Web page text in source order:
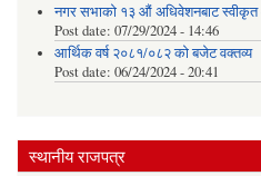
नगर सभाको १३ औं अधिवेशनबाट
Post date: 07/29/2024 - 14:46
आर्थिक वर्ष २०८१/०८२ को बजेट वक्तव्य
Post date: 06/24/2024 - 20:41
स्थानीय राजपत्र